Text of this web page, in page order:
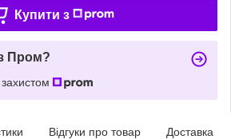
Купити з
Пром?
Відгуки про товар Доставка